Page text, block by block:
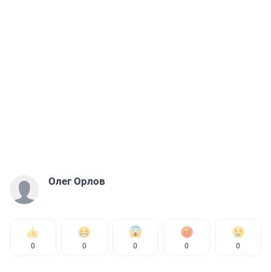
Олег Орлов
0 0 0 0 0